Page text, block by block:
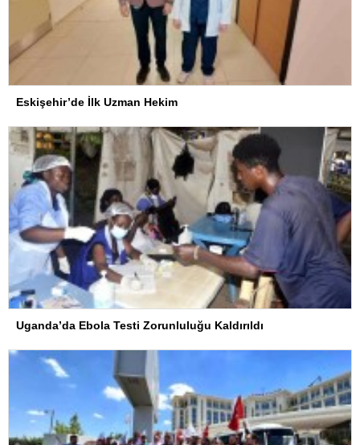
Eskişehir’de İlk Uzman Hekim
Uganda’da Ebola Testi Zorunluluğu Kaldırıldı